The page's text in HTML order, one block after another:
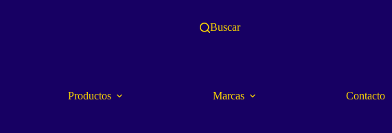
Buscar
Productos Marcas Contacto